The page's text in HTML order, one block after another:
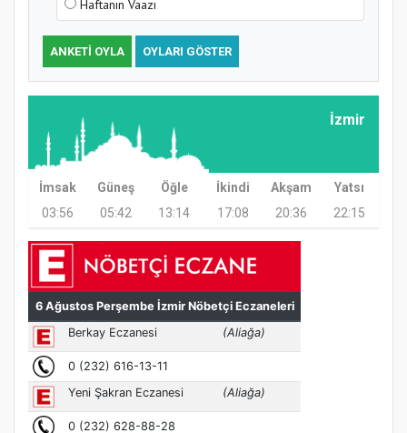
Samsun Atakum’da Ayasofya Camii
Türkiye’de insanlar dinle bağlarını
koparıyor mu?
Haftanın Vaazı
ANKETI OYLA OYLARI GÖSTER
İzmir
İmsak Güneş Öğle İkindi Akşam
Yatsı
03:56
05:42 13:14 17:08 20:36 22:15